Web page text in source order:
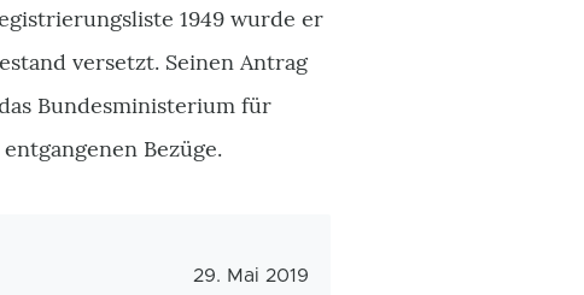
1949 wurde er
versetzt. Seinen Antrag
Bundesministerium für
Bezüge.
Veröffentlichungsdatum
29. Mai 2019